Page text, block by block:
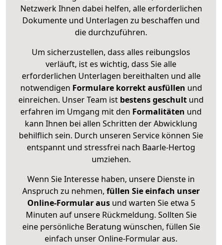
Netzwerk Ihnen dabei helfen, alle erforderlichen
Dokumente und Unterlagen zu beschaffen und
die durchzuführen.
Um sicherzustellen, dass alles reibungslos
verläuft, ist es wichtig, dass Sie alle
erforderlichen Unterlagen bereithalten und alle
notwendigen Formulare korrekt ausfüllen und
einreichen. Unser Team ist bestens geschult und
erfahren im Umgang mit den Formalitäten und
kann Ihnen bei allen Schritten der Abwicklung
behilflich sein. Durch unseren Service können Sie
entspannt und stressfrei nach Baarle-Hertog
umziehen.
Wenn Sie Interesse haben, unsere Dienste in
Anspruch zu nehmen, füllen Sie einfach unser
Online-Formular ausund warten Sie etwa 5
Minuten auf unsere Rückmeldung. Sollten Sie
eine persönliche Beratung wünschen, füllen Sie
einfach unser Online-Formular aus.